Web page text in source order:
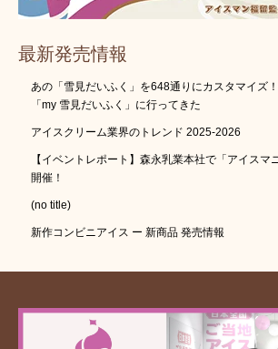
最新発売情報
あの「雪見だいふく」を648通りにカスタマイズ
「my 雪見だいふく」に行ってきた
アイスクリーム業界のトレンド 2025-2026
【イベントレポート】森永乳業本社で「アイスマ
開催！
(no title)
新作コンビニアイス ー 新商品 発売情報